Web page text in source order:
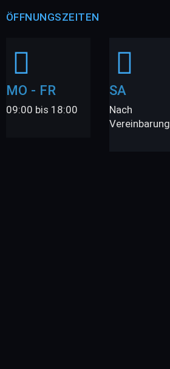
ÖFFNUNGSZEITEN
MO - FR
09:00 bis 18:00
SA
Nach
Vereinbarung